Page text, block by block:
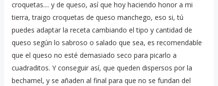
croquetas.... y de queso, así que hoy haciendo honor a mi
tierra, traigo croquetas de queso manchego, eso si, tú
puedes adaptar la receta cambiando el tipo y cantidad de
queso según lo sabroso o salado que sea, es recomendable
que el queso no esté demasiado seco para picarlo a
cuadraditos. Y conseguir así, que queden dispersos por la
bechamel, y se añaden al final para que no se fundan del